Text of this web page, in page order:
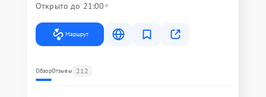
Открыто до 21:00
Маршрут
ОбзорОтзывы 212